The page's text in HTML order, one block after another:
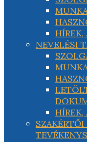
NEVELÉSI